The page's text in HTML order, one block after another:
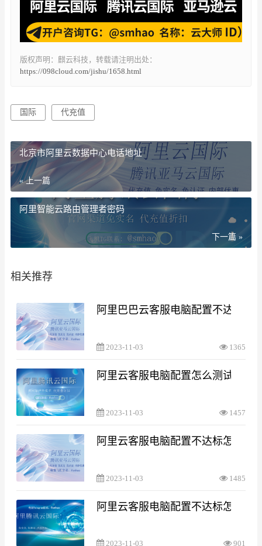
版权声明：麒云科技，转载请注明出处：
https://098cloud.com/jishu/1658.html
国际 代充值
北京市阿里云数据中心电话地址
« 上一篇
阿里智能云路由管理者密码
下一篇 »
相关推荐
阿里巴巴云客服电脑配置不达标
2023-11-03 1365
阿里云客服电脑配置怎么测试
2023-11-03 1457
阿里云客服电脑配置不达标怎么处
2023-11-03 1485
阿里云客服电脑配置不达标怎么处
2023-11-03 901